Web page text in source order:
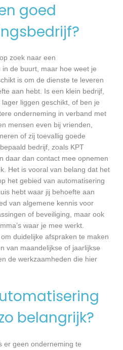
goed
zoek naar een
de buurt, maar hoe weet je
is om de dienste te leveren
aan hebt. Is een klein bedrijf,
liggen geschikt, of ben je
onderneming in verband met
mensen even bij vrienden,
of zij toevallig goede
bedrijf, zoals KPT
daar dan contact mee opnemen
Het is vooral van belang dat het
het gebied van automatisering
hebt waar jij behoefte aan
van algemene kennis voor
of beveiliging, maar ook
waar je mee werkt.
duidelijke afspraken te maken
van maandelijkse of jaarlijkse
de werkzaamheden die hier
belangrijk?
er geen onderneming te